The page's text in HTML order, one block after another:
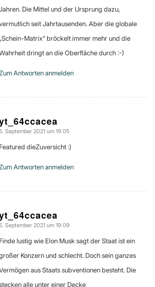
Die Mittel und der Ursprung dazu,
seit Jahrtausenden. Aber die globale
„Schein-Matrix“ bröckelt immer mehr und die
dringt an die Oberfläche durch :-)
Antworten anmelden
sagte:
September 2021 um 19:05
Featured dieZuversicht :)
Antworten anmelden
sagte:
September 2021 um 19:09
Finde lustig wie Elon Musk sagt der Staat ist ein
Konzern und schlecht. Doch sein ganzes
aus Staats subventionen besteht. Die
alle unter einer Decke